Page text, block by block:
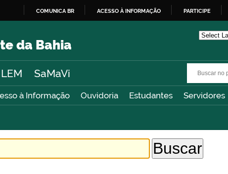
O
COMUNICA BR ACESSO À INFORMAÇÃO PARTICIPE
da Bahia
LEM SaMaVi
à Informação Ouvidoria Estudantes Servidores